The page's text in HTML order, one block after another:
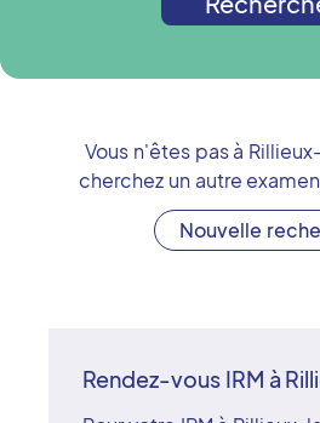
Vous n'êtes pas à
cherchez un autre
Nouvelle
Rendez-vous IRM à